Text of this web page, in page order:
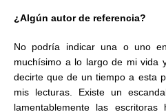
¿Algún autor de referencia?
No podría indicar una o uno
muchísimo a lo largo de mi vida
decirte que de un tiempo a esta
mis lecturas. Existe un
lamentablemente las